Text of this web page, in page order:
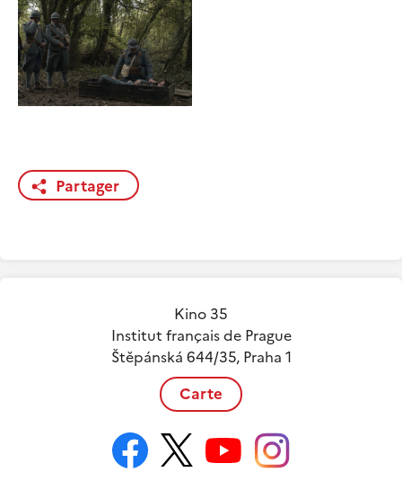
Partager
Kino 35
Institut français de Prague
Štěpánská 644/35, Praha 1
Carte